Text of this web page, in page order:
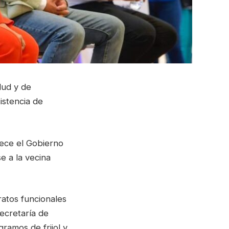
y de
de
el Gobierno
a la vecina
funcionales
de